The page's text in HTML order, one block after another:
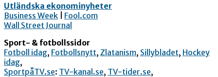
Utländska ekonominyheter
Business Week
Fool.com
Wall Street Journal
Sport- & fotbollssidor
Fotboll idag, Fotbollsnytt, Zlatanism, Sillybladet, Hockey
idag,
SportpåTV.se: TV-kanal.se, TV-tider.se,